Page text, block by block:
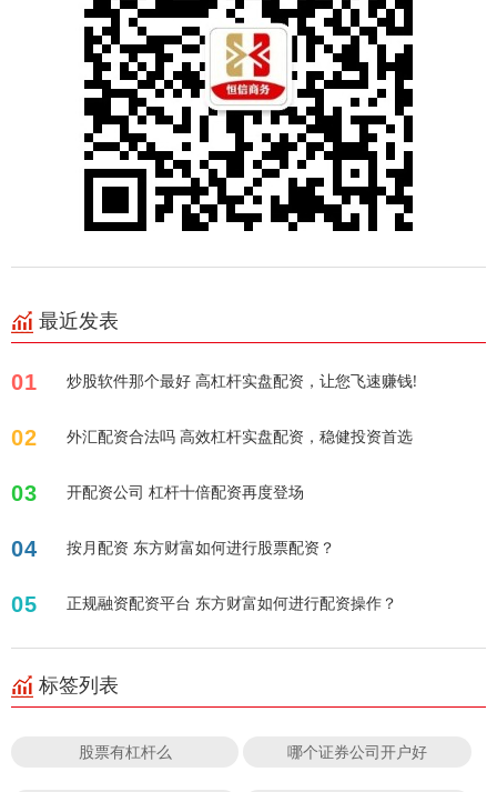
最近发表
01 炒股软件那个最好 高杠杆实盘配资，让您飞速赚钱!
02 外汇配资合法吗 高效杠杆实盘配资，稳健投资首选
03 开配资公司 杠杆十倍配资再度登场
04 按月配资 东方财富如何进行股票配资？
05 正规融资配资平台 东方财富如何进行配资操作？
标签列表
股票有杠杆么 哪个证券公司开户好